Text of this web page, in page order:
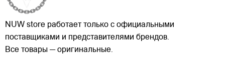
NUW store работает только с официальными
поставщиками и представителями брендов.
Все товары — оригинальные.